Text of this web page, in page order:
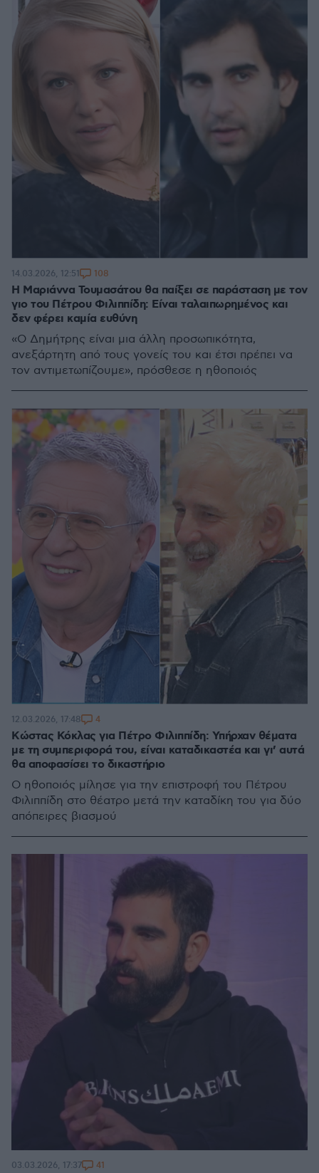
Η Μαριάννα Τουμασάτου θα παίξει σε παράσταση με τον
γιο του Πέτρου Φιλιππίδη: Είναι ταλαιπωρημένος και
δεν φέρει καμία ευθύνη
«Ο Δημήτρης είναι μια άλλη προσωπικότητα,
ανεξάρτητη από τους γονείς του και έτσι πρέπει να
τον αντιμετωπίζουμε», πρόσθεσε η ηθοποιός
14.03.2026, 12:51 108
Κώστας Κόκλας για Πέτρο Φιλιππίδη: Υπήρχαν θέματα
με τη συμπεριφορά του, είναι καταδικαστέα και γι’ αυτά
θα αποφασίσει το δικαστήριο
Ο ηθοποιός μίλησε για την επιστροφή του Πέτρου
Φιλιππίδη στο θέατρο μετά την καταδίκη του για δύο
απόπειρες βιασμού
12.03.2026, 17:48 4
03.03.2026, 17:37 41